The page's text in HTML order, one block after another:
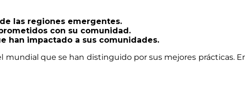
las regiones emergentes.
con su comunidad.
han impactado a sus comunidades.
que se han distinguido por sus mejores prácticas.